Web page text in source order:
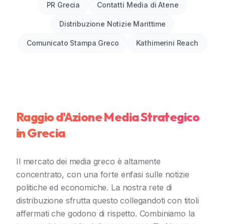
PR Grecia Contatti Media di Atene
Distribuzione Notizie Marittime
Comunicato Stampa Greco Kathimerini Reach
Raggio d'Azione Media Strategico
in Grecia
Il mercato dei media greco è altamente
concentrato, con una forte enfasi sulle notizie
politiche ed economiche. La nostra rete di
distribuzione sfrutta questo collegandoti con titoli
affermati che godono di rispetto. Combiniamo la